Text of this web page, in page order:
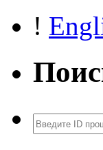
!
Поиск